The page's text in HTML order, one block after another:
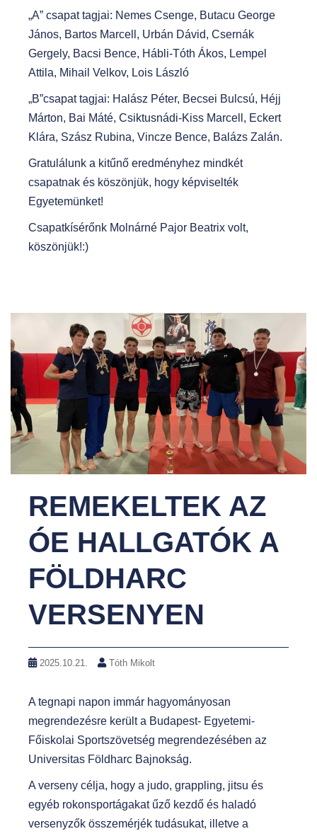
„A” csapat tagjai: Nemes Csenge, Butacu George
János, Bartos Marcell, Urbán Dávid, Csernák
Gergely, Bacsi Bence, Hábli-Tóth Ákos, Lempel
Attila, Mihail Velkov, Lois László
„B”csapat tagjai: Halász Péter, Becsei Bulcsú, Héjj
Márton, Bai Máté, Csiktusnádi-Kiss Marcell, Eckert
Klára, Szász Rubina, Vincze Bence, Balázs Zalán.
Gratulálunk a kitűnő eredményhez mindkét
csapatnak és köszönjük, hogy képviselték
Egyetemünket!
Csapatkísérőnk Molnárné Pajor Beatrix volt,
köszönjük!:)
REMEKELTEK AZ
ÓE HALLGATÓK A
FÖLDHARC
VERSENYEN
2025.10.21. Tóth Mikolt
A tegnapi napon immár hagyományosan
megrendezésre került a Budapest- Egyetemi-
Főiskolai Sportszövetség megrendezésében az
Universitas Földharc Bajnokság.
A verseny célja, hogy a judo, grappling, jitsu és
egyéb rokonsportágakat űző kezdő és haladó
versenyzők összemérjék tudásukat, illetve a